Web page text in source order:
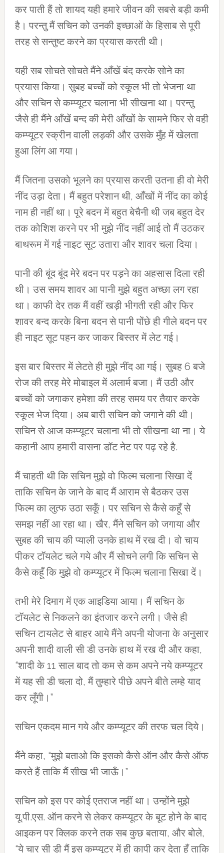
कर पाती हैं तो शायद यही हमारे जीवन की सबसे बड़ी कमी
है। परन्‍तु मैं सचिन को उनकी इच्‍छाओं के हिसाब से पूरी
तरह से सन्‍तुष्‍ट करने का प्रयास करती थी।
यही सब सोचते सोचते मैंने आँखें बंद करके सोने का
प्रयास किया। सुबह बच्‍चों को स्‍कूल भी तो भेजना था
और सचिन से कम्‍प्‍यूटर चलाना भी सीखना था। परन्‍तु
जैसे ही मैंने आँखें बन्‍द की मेरी आँखों के सामने फिर से वही
कम्‍प्‍यूटर स्‍क्रीन वाली लड़की और उसके मुँह में खेलता
हुआ लिंग आ गया।
मैं जितना उसको भूलने का प्रयास करती उतना ही वो मेरी
नींद उड़ा देता। मैं बहुत परेशान थी, आँखों में नींद का कोई
नाम ही नहीं था। पूरे बदन में बहुत बेचैनी थी जब बहुत देर
तक कोशिश करने पर भी मुझे नींद नहीं आई तो मैं उठकर
बाथरूम में गई नाइट सूट उतारा और शावर चला दिया।
पानी की बूंद बूंद मेरे बदन पर पड़ने का अहसास दिला रही
थी। उस समय शावर आ पानी मुझे बहुत अच्‍छा लग रहा
था। का‍फी देर तक मैं वहीं खड़ी भीगती रही और फिर
शावर बन्‍द करके बिना बदन से पानी पोंछे ही गीले बदन पर
ही नाइट सूट पहन कर जाकर बिस्‍तर में लेट गई।
इस बार बिस्‍तर में लेटते ही मुझे नींद आ गई। सुबह 6 बजे
रोज की तरह मेरे मोबाइल में अलार्म बजा। मैं उठी और
बच्‍चों को जगाकर हमेशा की तरह समय पर तैयार करके
स्‍कूल भेज दिया। अब बारी सचिन को जगाने की थी।
सचिन से आज कम्‍प्‍यूटर चलाना भी तो सीखना था ना। ये
कहानी आप हमारी वासना डॉट नेट पर पढ़ रहे है.
मैं चाहती थी कि सचिन मुझे वो फिल्‍म चलाना सिखा दें
ताकि सचिन के जाने के बाद मैं आराम से बैठकर उस
फिल्‍म का लुत्‍फ उठा सकूँ। पर सचिन से कैसे कहूँ से
समझ नहीं आ रहा था। खैर, मैंने सचिन को जगाया और
सुबह की चाय की प्याली उनके हाथ में रख दी। वो चाय
पीकर टॉयलेट चले गये और मैं सोचने लगी कि सचिन से
कैसे कहूँ कि मुझे वो कम्प्यूटर में फिल्‍म चलाना सिखा दें।
तभी मेरे दिमाग में एक आइडिया आया। मैं सचिन के
टॉयलेट से निकलने का इंतजार करने लगी। जैसे ही
सचिन टायलेट से बाहर आये मैंने अपनी योजना के अनुसार
अपनी शादी वाली सी डी उनके हाथ में रख दी और कहा,
“शादी के 11 साल बाद तो कम से कम अपने नये कम्‍प्‍यूटर
में यह सी डी चला दो, मैं तुम्‍हारे पीछे अपने बीते लम्‍हे याद
कर लूँगी।”
सचिन एकदम मान गये और कम्‍प्‍यूटर की तरफ चल दिये।
मैंने कहा, “मुझे बताओ कि इसको कैसे ऑन और कैसे ऑफ
करते हैं ताकि मैं सीख भी जाऊँ।”
सचिन को इस पर कोई एतराज नहीं था। उन्‍होंने मुझे
यू.पी.एस. ऑन करने से लेकर कम्‍प्‍यूटर के बूट होने के बाद
आइकन पर क्लिक करने तक सब कुछ बताया, और बोले,
“ये चार सी डी मैं इस कम्‍प्‍यूटर में ही कापी कर देता हूँ ताकि